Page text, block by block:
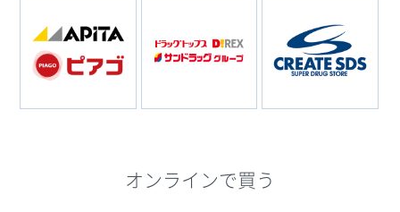
オンラインで買う